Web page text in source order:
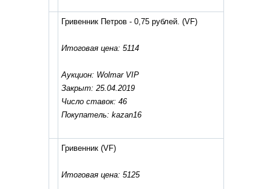
Гривенник Петров - 0,75 рублей. (VF)
Итоговая цена: 5114
Аукцион: Wolmar VIP
Закрыт: 25.04.2019
Число ставок: 46
Покупатель: kazan16
Гривенник(VF)
Итоговая цена: 5125